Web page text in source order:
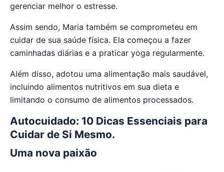
gerenciar melhor o estresse.
Assim sendo, Maria também se comprometeu em
cuidar de sua saúde física. Ela começou a fazer
caminhadas diárias e a praticar yoga regularmente.
Além disso, adotou uma alimentação mais saudável,
incluindo alimentos nutritivos em sua dieta e
limitando o consumo de alimentos processados.
Autocuidado: 10 Dicas Essenciais para
Cuidar de Si Mesmo.
Uma nova paixão